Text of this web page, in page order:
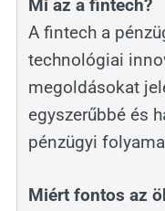
Mi az a fintech?
A fintech a
technológiai
megoldásokat
egyszerűbbé és
pénzügyi
Miért fontos az